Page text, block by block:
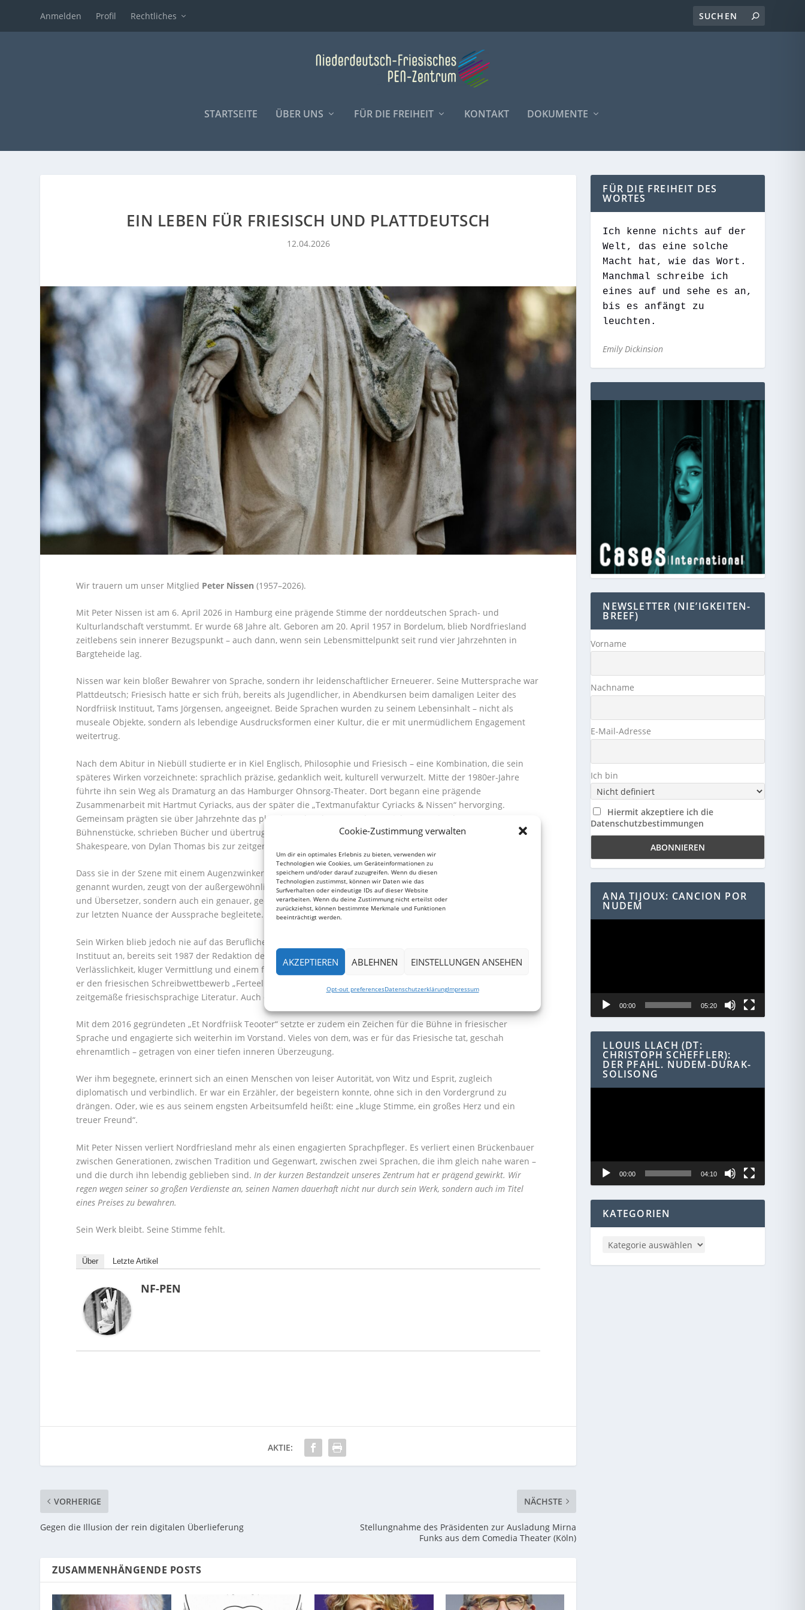
Cookie-Zustimmung verwalten
Um dir ein optimales Erlebnis zu bieten, verwenden wir
Technologien wie Cookies, um Geräteinformationen zu
speichern und/oder darauf zuzugreifen. Wenn du diesen
Technologien zustimmst, können wir Daten wie das
Surfverhalten oder eindeutige IDs auf dieser Website
verarbeiten. Wenn du deine Zustimmung nicht erteilst oder
zurückziehst, können bestimmte Merkmale und Funktionen
beeinträchtigt werden.
AKZEPTIEREN ABLEHNEN EINSTELLUNGEN ANSEHEN
Opt-out preferencesDatenschutzerklärungImpressum
Anmelden Profil Rechtliches
STARTSEITE ÜBER UNS FÜR DIE FREIHEIT KONTAKT DOKUMENTE
EIN LEBEN FÜR FRIESISCH UND PLATTDEUTSCH
12.04.2026
Wir trauern um unser Mitglied Peter Nissen (1957–2026).
Mit Peter Nissen ist am 6. April 2026 in Hamburg eine prägende Stimme der norddeutschen Sprach- und
Kulturlandschaft verstummt. Er wurde 68 Jahre alt. Geboren am 20. April 1957 in Bordelum, blieb Nordfriesland
zeitlebens sein innerer Bezugspunkt – auch dann, wenn sein Lebensmittelpunkt seit rund vier Jahrzehnten in
Bargteheide lag.
Nissen war kein bloßer Bewahrer von Sprache, sondern ihr leidenschaftlicher Erneuerer. Seine Muttersprache war
Plattdeutsch; Friesisch hatte er sich früh, bereits als Jugendlicher, in Abendkursen beim damaligen Leiter des
Nordfriisk Instituut, Tams Jörgensen, angeeignet. Beide Sprachen wurden zu seinem Lebensinhalt – nicht als
museale Objekte, sondern als lebendige Ausdrucksformen einer Kultur, die er mit unermüdlichem Engagement
weitertrug.
Nach dem Abitur in Niebüll studierte er in Kiel Englisch, Philosophie und Friesisch – eine Kombination, die sein
späteres Wirken vorzeichnete: sprachlich präzise, gedanklich weit, kulturell verwurzelt. Mitte der 1980er-Jahre
führte ihn sein Weg als Dramaturg an das Hamburger Ohnsorg-Theater. Dort begann eine prägende
Zusammenarbeit mit Hartmut Cyriacks, aus der später die „Textmanufaktur Cyriacks & Nissen“ hervorging.
Gemeinsam prägten sie über Jahrzehnte das plattdeutsche Theater und Hörspielwesen. Sie übersetzten
Bühnenstücke, schrieben Bücher und übertrugen literarische Werke ins Plattdeutsche – von Asterix bis
Shakespeare, von Dylan Thomas bis zur zeitgenössischen Dramatik.
Dass sie in der Szene mit einem Augenzwinkern, aber nicht ohne Respekt, „die beiden Plattdeutsch-Päpste“
genannt wurden, zeugt von der außergewöhnlichen Stellung, die sie innehatten. Nissen war dabei nicht nur Autor
und Übersetzer, sondern auch ein genauer, geduldiger Sprachcoach, der Schauspielerinnen und Schauspieler bis
zur letzten Nuance der Aussprache begleitete.
Sein Wirken blieb jedoch nie auf das Berufliche beschränkt. Seit 2000 gehörte er dem Vorstand des Nordfriisk
Instituut an, bereits seit 1987 der Redaktion der Zeitschrift „Nordfriesland“. Seine Arbeit dort war geprägt von
Verlässlichkeit, kluger Vermittlung und einem feinen Gespür für Ausgleich. Über ein Vierteljahrhundert gestaltete
er den friesischen Schreibwettbewerb „Ferteel iinjsen!“ entscheidend mit und legte damit Grundlagen für eine
zeitgemäße friesischsprachige Literatur. Auch der Tams-Jörgensen-Preis trägt unverkennbar seine Handschrift.
Mit dem 2016 gegründeten „Et Nordfriisk Teooter“ setzte er zudem ein Zeichen für die Bühne in friesischer
Sprache und engagierte sich weiterhin im Vorstand. Vieles von dem, was er für das Friesische tat, geschah
ehrenamtlich – getragen von einer tiefen inneren Überzeugung.
Wer ihm begegnete, erinnert sich an einen Menschen von leiser Autorität, von Witz und Esprit, zugleich
diplomatisch und verbindlich. Er war ein Erzähler, der begeistern konnte, ohne sich in den Vordergrund zu
drängen. Oder, wie es aus seinem engsten Arbeitsumfeld heißt: eine „kluge Stimme, ein großes Herz und ein
treuer Freund“.
Mit Peter Nissen verliert Nordfriesland mehr als einen engagierten Sprachpfleger. Es verliert einen Brückenbauer
zwischen Generationen, zwischen Tradition und Gegenwart, zwischen zwei Sprachen, die ihm gleich nahe waren –
und die durch ihn lebendig geblieben sind. In der kurzen Bestandzeit unseres Zentrum hat er prägend gewirkt. Wir
regen wegen seiner so großen Verdienste an, seinen Namen dauerhaft nicht nur durch sein Werk, sondern auch im Titel
eines Preises zu bewahren.
Sein Werk bleibt. Seine Stimme fehlt.
Über Letzte Artikel
NF-PEN
AKTIE:
VORHERIGE
Gegen die Illusion der rein digitalen Überlieferung
NÄCHSTE
Stellungnahme des Präsidenten zur Ausladung Mirna
Funks aus dem Comedia Theater (Köln)
ZUSAMMENHÄNGENDE POSTS
FÜR DIE FREIHEIT DES
WORTES
Ich kenne nichts auf der
Welt, das eine solche
Macht hat, wie das Wort.
Manchmal schreibe ich
eines auf und sehe es an,
bis es anfängt zu
leuchten.
Emily Dickinsion
NEWSLETTER (NIE’IGKEITEN-
BREEF)
Vorname
Nachname
E-Mail-Adresse
Ich bin
Hiermit akzeptiere ich die
Datenschutzbestimmungen
ANA TIJOUX: CANCION POR
NUDEM
00:00 05:20
LLOUIS LLACH (DT:
CHRISTOPH SCHEFFLER):
DER PFAHL. NUDEM-DURAK-
SOLISONG
00:00 04:10
KATEGORIEN